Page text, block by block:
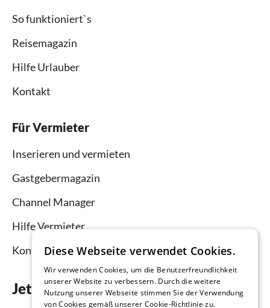
So funktioniert`s
Reisemagazin
Hilfe Urlauber
Kontakt
Für Vermieter
Inserieren und vermieten
Gastgebermagazin
Channel Manager
Hilfe Vermieter
Kontakt
Jetzt die App downloaden
Diese Webseite verwendet Cookies.
Wir verwenden Cookies, um die Benutzerfreundlichkeit
unserer Website zu verbessern. Durch die weitere
Nutzung unserer Webseite stimmen Sie der Verwendung
von Cookies gemäß unserer Cookie-Richtlinie zu.